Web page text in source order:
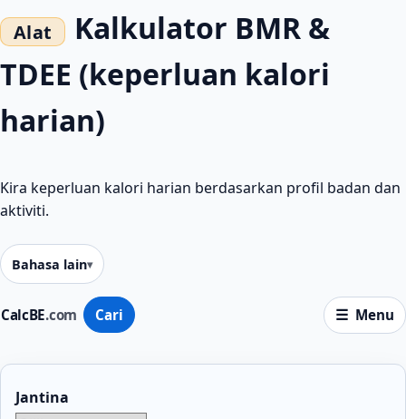
CalcBE.com Cari Menu
Kalkulator BMR &
TDEE (keperluan kalori
harian)
Kira keperluan kalori harian berdasarkan profil badan dan
aktiviti.
Bahasa lain
Jantina